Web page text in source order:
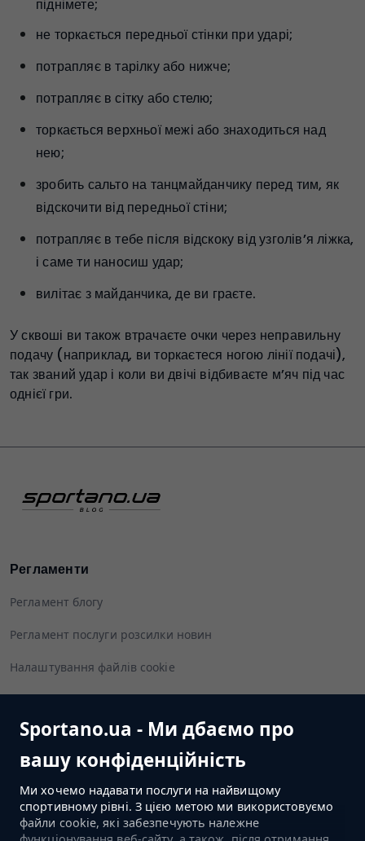
Sportano.ua - Ми дбаємо про
вашу конфіденційність
Ми хочемо надавати послуги на найвищому
спортивному рівні. З цією метою ми використовуємо
файли cookie, які забезпечують належне
піднімете;
не торкається передньої стінки при ударі;
потрапляє в тарілку або нижче;
потрапляє в сітку або стелю;
торкається верхньої межі або знаходиться над
нею;
зробить сальто на танцмайданчику перед тим, як
відскочити від передньої стіни;
потрапляє в тебе після відскоку від узголів’я ліжка,
і саме ти наносиш удар;
вилітає з майданчика, де ви граєте.
У сквоші ви також втрачаєте очки через неправильну
подачу (наприклад, ви торкаєтеся ногою лінії подачі),
так званий удар і коли ви двічі відбиваєте м’яч під час
однієї гри.
Регламенти
Регламент блогу
Регламент послуги розсилки новин
Налаштування файлів cookie
Слідуйте за нами
ПЕРЕЙТИ ДО МАГАЗИНУ